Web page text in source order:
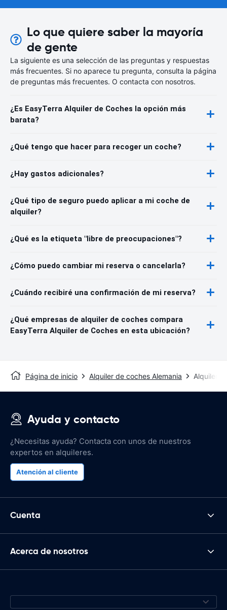
Lo que quiere saber la mayoría
de gente
La siguiente es una selección de las preguntas y respuestas
más frecuentes. Si no aparece tu pregunta, consulta la página
de preguntas más frecuentes. O contacta con nosotros.
¿Es EasyTerra Alquiler de Coches la opción más
barata?
¿Qué tengo que hacer para recoger un coche?
¿Hay gastos adicionales?
¿Qué tipo de seguro puedo aplicar a mi coche de
alquiler?
¿Qué es la etiqueta "libre de preocupaciones"?
¿Cómo puedo cambiar mi reserva o cancelarla?
¿Cuándo recibiré una confirmación de mi reserva?
¿Qué empresas de alquiler de coches compara
EasyTerra Alquiler de Coches en esta ubicación?
Página de inicio Alquiler de coches Alemania Alquiler
Ayuda y contacto
¿Necesitas ayuda? Contacta con unos de nuestros
expertos en alquileres.
Atención al cliente
Cuenta
Acerca de nosotros